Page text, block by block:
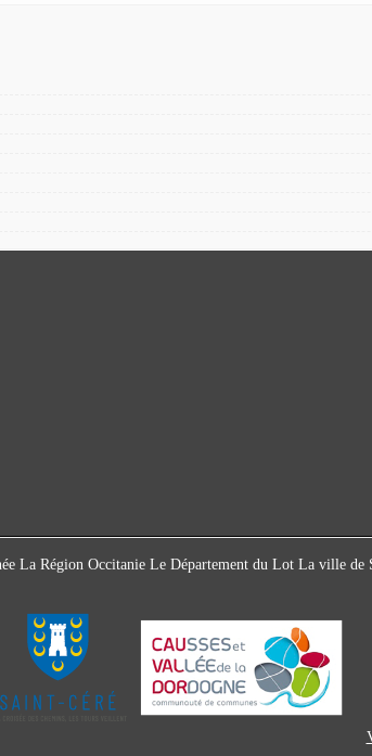
La Région Occitanie Le Département du Lot La ville